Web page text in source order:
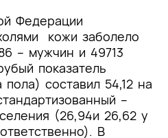
Федерации
кожи заболело
– мужчин и 49713
показатель
составил 54,12 на
–
(26,94и 26,62 у
В